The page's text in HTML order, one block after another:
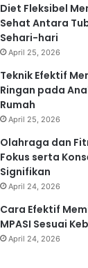
Diet Fleksibel
Sehat Antara
Sehari-hari
April 25, 2026
Teknik Efektif
Ringan pada
Rumah
April 25, 2026
Olahraga dan
Fokus serta
Signifikan
April 24, 2026
Cara Efektif
MPASI Sesuai
April 24, 2026